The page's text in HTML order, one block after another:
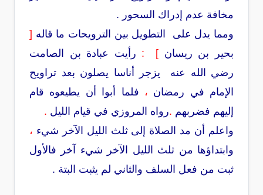
مخافة عدم إدراك السحور .
ومما يدل على التطويل بين الترويحات ما قاله [
بحير بن ريسان ]
: رأيت عبادة بن الصامت
رضي الله عنه يزجر أناسا يصلون بعد تراويح
الإمام في رمضان ، فلما أبوا أن يطيعوه قام
إليهم فضربهم .رواه المروزي في قيام الليل .
واعلم أن مد الصلاة إلى ثلث الليل الآخر شيء ،
وابتداؤها من ثلث الليل الآخر شيء آخر فالأول
ثبت من فعل السلف والثاني لم يثبت البتة .